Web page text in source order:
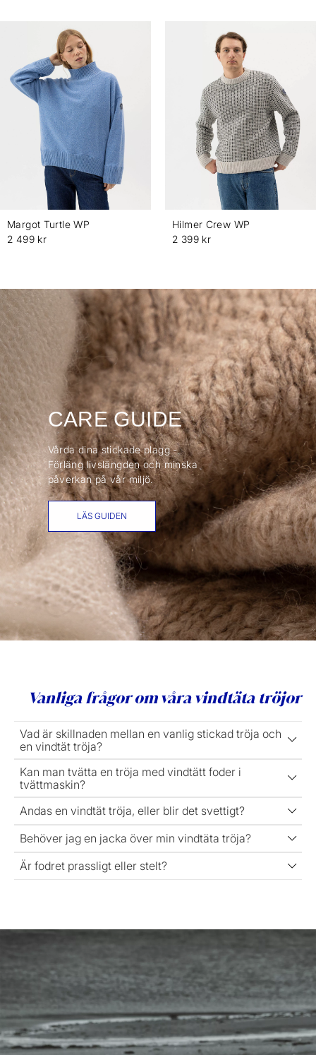
Margot Turtle WP
2 499 kr
Hilmer Crew WP
2 399 kr
CARE GUIDE
Vårda dina stickade plagg -
Förläng livslängden och minska
påverkan på vår miljö.
LÄS GUIDEN
Vanliga frågor om våra vindtäta tröjor
Vad är skillnaden mellan en vanlig stickad tröja och
en vindtät tröja?
Kan man tvätta en tröja med vindtätt foder i
tvättmaskin?
Andas en vindtät tröja, eller blir det svettigt?
Behöver jag en jacka över min vindtäta tröja?
Är fodret prassligt eller stelt?